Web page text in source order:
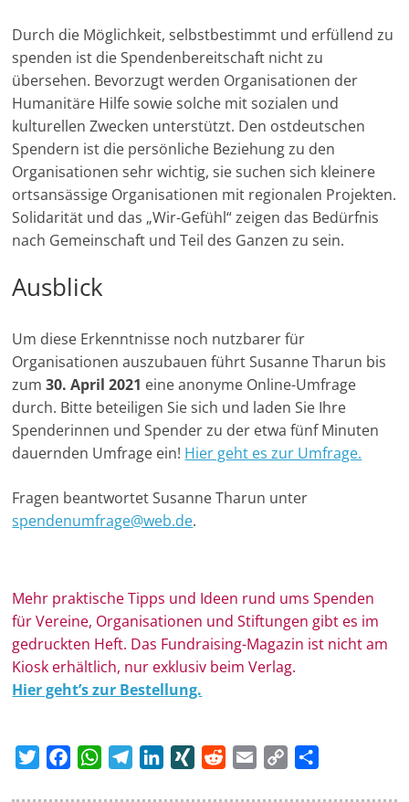
g
e
n
Durch die Möglichkeit, selbstbestimmt und erfüllend zu
spenden ist die Spendenbereitschaft nicht zu
übersehen. Bevorzugt werden Organisationen der
Humanitäre Hilfe sowie solche mit sozialen und
kulturellen Zwecken unterstützt. Den ostdeutschen
Spendern ist die persönliche Beziehung zu den
Organisationen sehr wichtig, sie suchen sich kleinere
ortsansässige Organisationen mit regionalen Projekten.
Solidarität und das „Wir-Gefühl“ zeigen das Bedürfnis
nach Gemeinschaft und Teil des Ganzen zu sein.
Ausblick
Um diese Erkenntnisse noch nutzbarer für
Organisationen auszubauen führt Susanne Tharun bis
zum30. April 2021 eine anonyme Online-Umfrage
durch. Bitte beteiligen Sie sich und laden Sie Ihre
Spenderinnen und Spender zu der etwa fünf Minuten
dauernden Umfrage ein! Hier geht es zur Umfrage.
Fragen beantwortet Susanne Tharun unter
spendenumfrage@web.de.
Mehr prak­ti­sche Tipps und Ideen rund ums Spen­den
für Ver­eine, Orga­ni­sa­tionen und Stif­tungen gibt es im
ge­druckten Heft. Das Fundraising-Magazin ist nicht am
Kiosk erhältlich, nur exklusiv beim Verlag.
Hier geht’s zur Bestellung.
W